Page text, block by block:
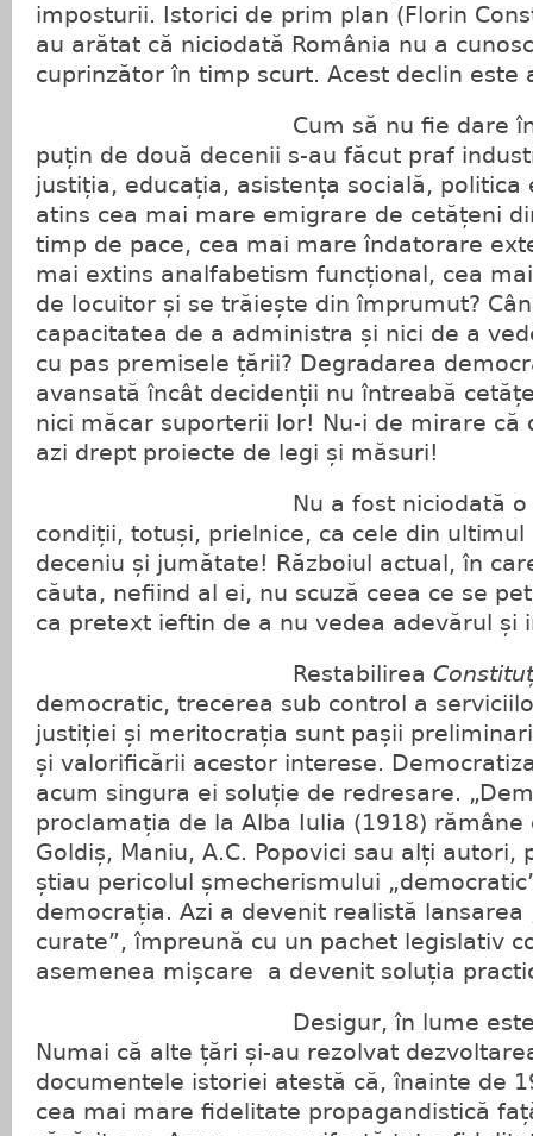
imposturii. Istorici de prim plan (Florin
au arătat că niciodată România nu a
cuprinzător în timp scurt. Acest declin este
Cum să nu fie dare înapoi
puțin de două decenii s-au făcut praf
justiția, educația, asistența socială, politica
atins cea mai mare emigrare de cetățeni
timp de pace, cea mai mare îndatorare
mai extins analfabetism funcțional, cea
de locuitor și se trăiește din împrumut?
capacitatea de a administra și nici de a
cu pas premisele țării? Degradarea
avansată încât decidenții nu întreabă
nici măcar suporterii lor! Nu-i de mirare că
azi drept proiecte de legi și măsuri!
Nu a fost niciodată o dare
condiții, totuși, prielnice, ca cele din
deceniu și jumătate! Războiul actual, în
căuta, nefiind al ei, nu scuză ceea ce se
ca pretext ieftin de a nu vedea adevărul și
Restabilirea
democratic, trecerea sub control a
justiției și meritocrația sunt pașii
și valorificării acestor interese.
acum singura ei soluție de redresare.
proclamația de la Alba Iulia (1918) rămâne
Goldiș, Maniu, A.C. Popovici sau alți autori,
știau pericolul șmecherismului
democrația. Azi a devenit realistă lansarea
curate”, împreună cu un pachet legislativ
asemenea mișcare a devenit soluția
Desigur, în lume este mult
Numai că alte țări și-au rezolvat
documentele istoriei atestă că, înainte de
cea mai mare fidelitate propagandistică